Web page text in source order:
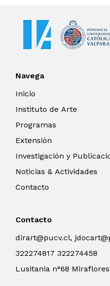
Navega
Inicio
Instituto de Arte
Programas
Extensión
Investigación y
Noticias & Actividades
Contacto
Contacto
dirart@pucv.cl,
322274817 322274458
Lusitania n°68